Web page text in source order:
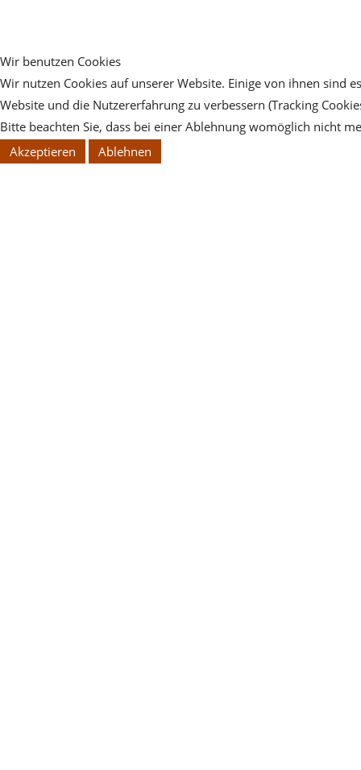
Wir benutzen Cookies
Wir nutzen Cookies auf unserer Website. Einige von ihnen sind
Website und die Nutzererfahrung zu verbessern (Tracking
Bitte beachten Sie, dass bei einer Ablehnung womöglich nicht
Akzeptieren
Ablehnen